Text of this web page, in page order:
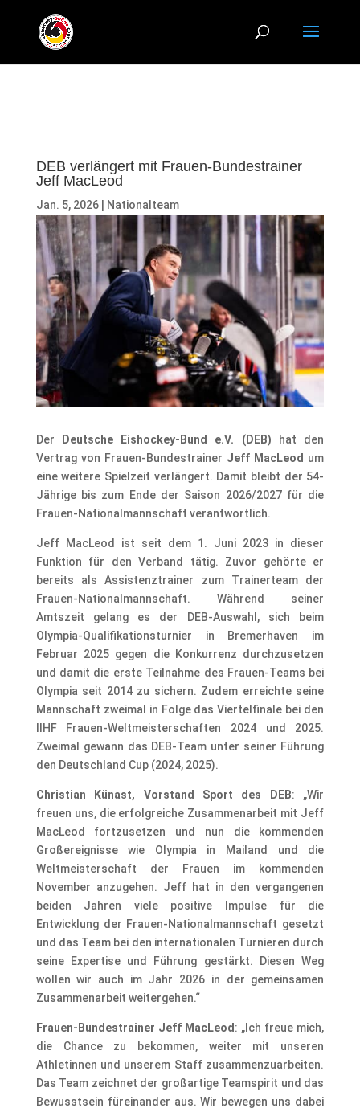
DEB verlängert mit Frauen-Bundestrainer
Jeff MacLeod
Jan. 5, 2026| Nationalteam
​Der Deutsche Eishockey-Bund e.V. (DEB)
hat den
Vertrag von Frauen-Bundestrainer Jeff MacLeod um
eine weitere Spielzeit verlängert. Damit bleibt der 54-
Jährige bis zum Ende der Saison 2026/2027 für die
Frauen-Nationalmannschaft verantwortlich.
Jeff MacLeod ist seit dem 1. Juni 2023 in dieser
Funktion für den Verband tätig. Zuvor gehörte er
bereits als Assistenztrainer zum Trainerteam der
Frauen-Nationalmannschaft. Während seiner
Amtszeit gelang es der DEB-Auswahl, sich beim
Olympia-Qualifikationsturnier in Bremerhaven im
Februar 2025 gegen die Konkurrenz durchzusetzen
und damit die erste Teilnahme des Frauen-Teams bei
Olympia seit 2014 zu sichern. Zudem erreichte seine
Mannschaft zweimal in Folge das Viertelfinale bei den
IIHF Frauen-Weltmeisterschaften 2024 und 2025.
Zweimal gewann das DEB-Team unter seiner Führung
den Deutschland Cup (2024, 2025).
Christian Künast, Vorstand Sport des DEB: „Wir
freuen uns, die erfolgreiche Zusammenarbeit mit Jeff
MacLeod fortzusetzen und nun die kommenden
Großereignisse wie Olympia in Mailand und die
Weltmeisterschaft der Frauen im kommenden
November anzugehen. Jeff hat in den vergangenen
beiden Jahren viele positive Impulse für die
Entwicklung der Frauen-Nationalmannschaft gesetzt
und das Team bei den internationalen Turnieren durch
seine Expertise und Führung gestärkt. Diesen Weg
wollen wir auch im Jahr 2026 in der gemeinsamen
Zusammenarbeit weitergehen.“
Frauen-Bundestrainer Jeff MacLeod : „Ich freue mich,
die Chance zu bekommen, weiter mit unseren
Athletinnen und unserem Staff zusammenzuarbeiten.
Das Team zeichnet der großartige Teamspirit und das
Bewusstsein füreinander aus. Wir bewegen uns dabei